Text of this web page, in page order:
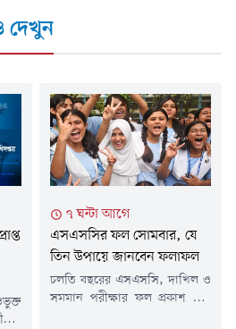
দেখুন
৭ ঘন্টা আগে
এসএসসির ফল সোমবার, যে
তিন উপায়ে জানবেন ফলাফল
চলতি বছরের এসএসসি, দাখিল ও
সমমান পরীক্ষার ফল প্রকাশ করা